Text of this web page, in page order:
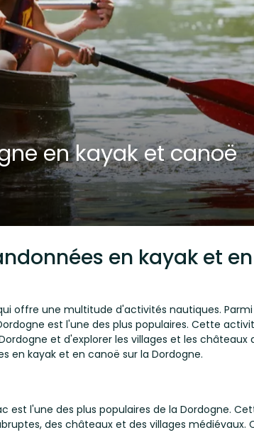
en kayak et canoë
en kayak et
offre une multitude d'activités nautiques.
est l'une des plus populaires. Cette
et d'explorer les villages et les châteaux
en kayak et en canoë sur la Dordogne.
est l'une des plus populaires de la Dordogne.
des châteaux et des villages médiévaux.